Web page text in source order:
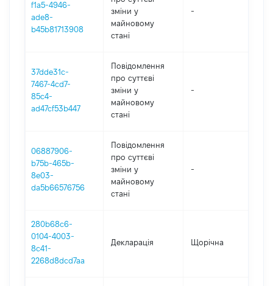
f1a5-4946-
ade8-
b45b81713908
зміни y
майновому
стані
-
37dde31c-
7467-4cd7-
85c4-
ad47cf53b447
Повідомлення
про суттєві
зміни y
майновому
стані
-
06887906-
b75b-465b-
8e03-
da5b66576756
Повідомлення
про суттєві
зміни y
майновому
стані
-
280b68c6-
0104-4003-
8c41-
2268d8dcd7aa
Декларація Щорічна